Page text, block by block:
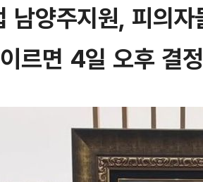
남양주지원, 피의
르면 4일 오후 결